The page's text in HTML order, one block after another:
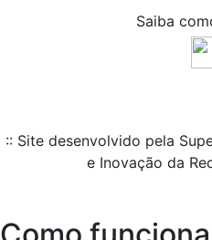
Saiba
:: Site desenvolvido pela
e Inovação da